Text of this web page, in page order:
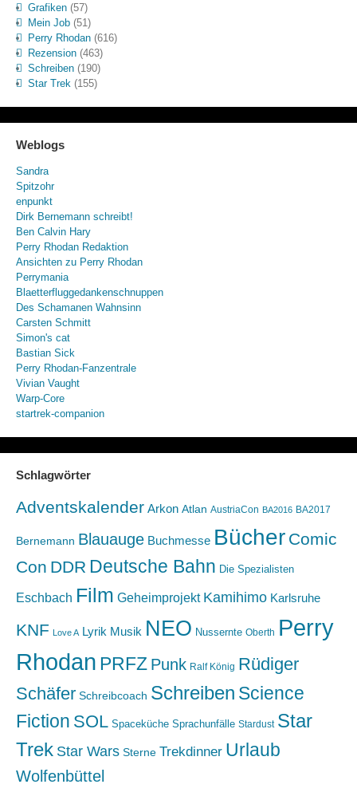
Grafiken(57)
Mein Job(51)
Perry Rhodan(616)
Rezension(463)
Schreiben(190)
Star Trek(155)
Weblogs
Sandra
Spitzohr
enpunkt
Dirk Bernemann schreibt!
Ben Calvin Hary
Perry Rhodan Redaktion
Ansichten zu Perry Rhodan
Perrymania
Blaetterfluggedankenschnuppen
Des Schamanen Wahnsinn
Carsten Schmitt
Simon's cat
Bastian Sick
Perry Rhodan-Fanzentrale
Vivian Vaught
Warp-Core
startrek-companion
Schlagwörter
Adventskalender Arkon Atlan AustriaCon BA2016 BA2017
Bernemann Blauauge Buchmesse Bücher Comic
Con DDR Deutsche Bahn Die Spezialisten
Eschbach Film Geheimprojekt Kamihimo Karlsruhe
KNF Love A Lyrik Musik NEO Nussernte Oberth Perry
Rhodan PRFZ Punk Ralf König Rüdiger
Schäfer Schreibcoach Schreiben Science
Fiction SOL Spaceküche Sprachunfälle Stardust Star
Trek Star Wars Sterne Trekdinner Urlaub
Wolfenbüttel